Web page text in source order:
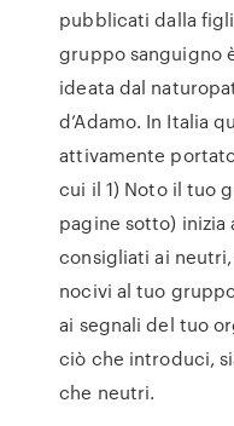
pubblicati dalla
gruppo sanguigno
ideata dal
d’Adamo. In Italia
attivamente
cui il 1) Noto il tuo
pagine sotto)
consigliati ai
nocivi al tuo
ai segnali del tuo
ciò che introduci,
che neutri.